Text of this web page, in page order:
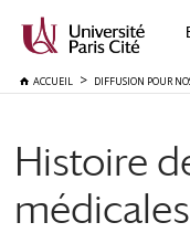
ACCUEIL DIFFUSION POUR
Histoire
médicales